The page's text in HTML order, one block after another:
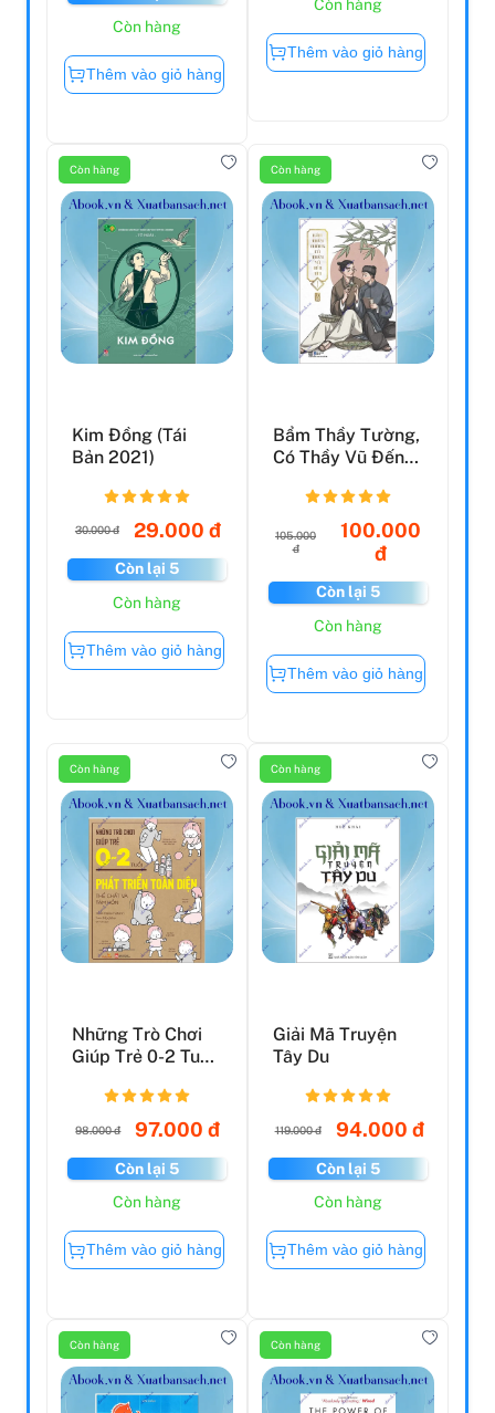
Còn hàng
Thêm vào giỏ hàng
Còn hàng
Thêm vào giỏ hàng
Còn hàng
Kim Đồng (Tái
Bản 2021)
30.000 đ 29.000 đ
Còn lại 5
Còn hàng
Thêm vào giỏ hàng
Còn hàng
Bẩm Thầy Tường,
Có Thầy Vũ Đến
105.000
đ
100.000
đ
Còn lại 5
Còn hàng
Thêm vào giỏ hàng
Còn hàng
Những Trò Chơi
Giúp Trẻ 0-2 Tuổi
98.000 đ 97.000 đ
Còn lại 5
Còn hàng
Thêm vào giỏ hàng
Còn hàng
Giải Mã Truyện
Tây Du
119.000 đ 94.000 đ
Còn lại 5
Còn hàng
Thêm vào giỏ hàng
Còn hàng Còn hàng